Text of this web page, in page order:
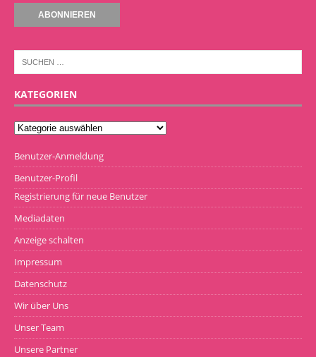
KATEGORIEN
Benutzer-Anmeldung
Benutzer-Profil
Registrierung für neue Benutzer
Mediadaten
Anzeige schalten
Impressum
Datenschutz
Wir über Uns
Unser Team
Unsere Partner